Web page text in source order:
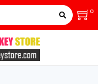
0